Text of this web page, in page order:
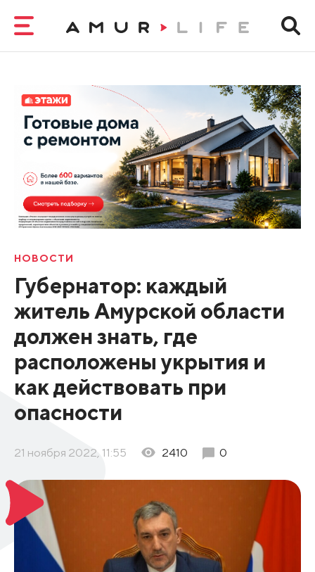
НОВОСТИ
Губернатор: каждый
житель Амурской области
должен знать, где
расположены укрытия и
как действовать при
опасности
21 ноября 2022, 11:55 2410 0